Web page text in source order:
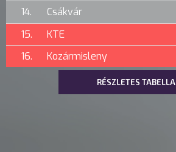
14.
Csákvár
15.
KTE
16.
Kozármisleny
RÉSZLETES TABELLA